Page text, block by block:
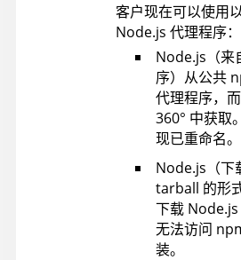
客户现在可以使用
Node.js 代理程序：
Node.js（来
序）从公共
代理程序，
360° 中获取
现已重命名。
Node.js（下
tarball 的形
下载
无法访问
装。